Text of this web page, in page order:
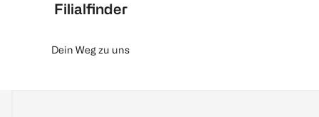
Filialfinder
Dein Weg zu uns